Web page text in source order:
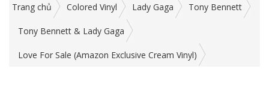
Trang chủ Colored Vinyl Lady Gaga Tony Bennett
Tony Bennett & Lady Gaga
Love For Sale (Amazon Exclusive Cream Vinyl)